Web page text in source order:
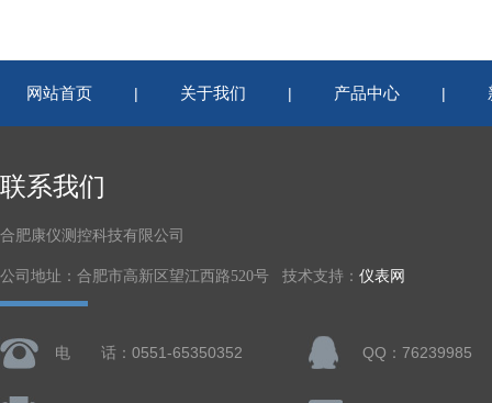
网站首页 | 关于我们 | 产品中心 |
联系我们
合肥康仪测控科技有限公司
公司地址：合肥市高新区望江西路520号 技术支持： 仪表网
电 话：0551-65350352 QQ：76239985